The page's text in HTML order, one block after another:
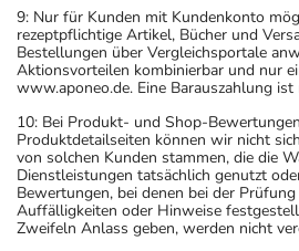
9: Nur für Kunden mit Kundenkonto
rezeptpflichtige Artikel, Bücher und
Bestellungen über Vergleichsportale
Aktionsvorteilen kombinierbar und nur
www.aponeo.de. Eine Barauszahlung
10: Bei Produkt- und Shop-
Produktdetailseiten können wir nicht
von solchen Kunden stammen, die die
Dienstleistungen tatsächlich genutzt
Bewertungen, bei denen bei der
Auffälligkeiten oder Hinweise
Zweifeln Anlass geben, werden nicht